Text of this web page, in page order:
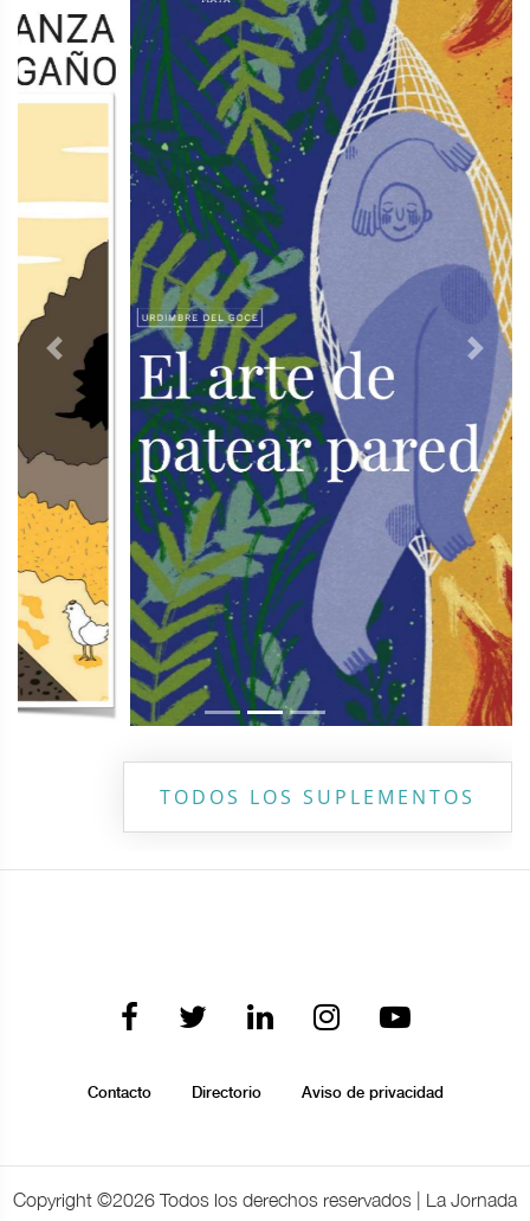
Previous Next
TODOS LOS SUPLEMENTOS
Contacto Directorio Aviso de privacidad
Copyright ©2026 Todos los derechos reservados | La Jornada